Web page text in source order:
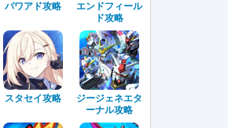
パワアド攻略
エンドフィール
ド攻略
スタセイ攻略
ジージェネエタ
ーナル攻略